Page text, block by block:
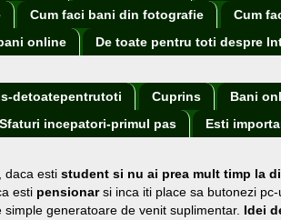
Cum faci bani din fotografie Cum
online De toate pentru toti despre
detoatepentrutoti Cuprins Bani
Sfaturi incepatori-primul pas Esti
daca esti student si nu ai prea mult timp la
esti pensionarsi inca iti place sa butonezi
generatoare de venit suplimentar. Idei